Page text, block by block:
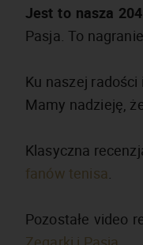
Jest to nasza
Pasja. To
Ku naszej
Mamy nadzieję,
Klasyczna
fanów tenisa
Pozostałe video